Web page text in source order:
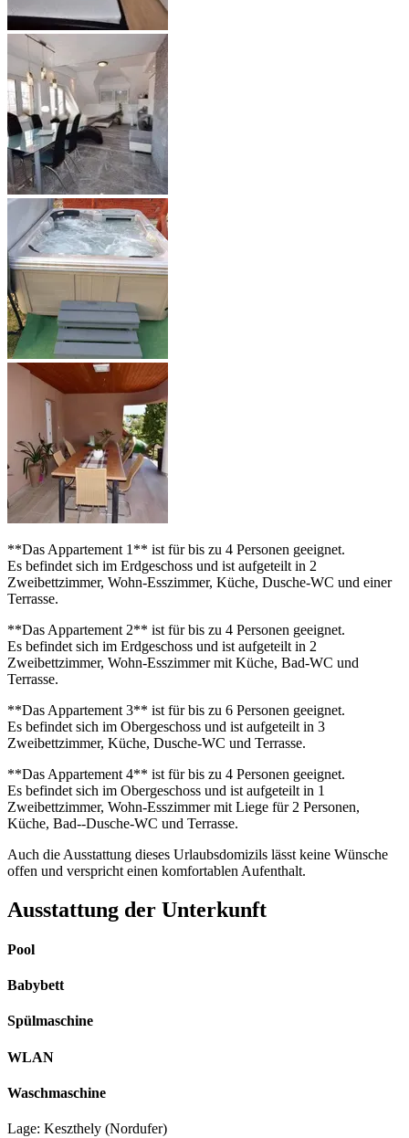
**Das Appartement 1** ist für bis zu 4 Personen geeignet.
Es befindet sich im Erdgeschoss und ist aufgeteilt in 2
Zweibettzimmer, Wohn-Esszimmer, Küche, Dusche-WC und einer
Terrasse.
**Das Appartement 2** ist für bis zu 4 Personen geeignet.
Es befindet sich im Erdgeschoss und ist aufgeteilt in 2
Zweibettzimmer, Wohn-Esszimmer mit Küche, Bad-WC und
Terrasse.
**Das Appartement 3** ist für bis zu 6 Personen geeignet.
Es befindet sich im Obergeschoss und ist aufgeteilt in 3
Zweibettzimmer, Küche, Dusche-WC und Terrasse.
**Das Appartement 4** ist für bis zu 4 Personen geeignet.
Es befindet sich im Obergeschoss und ist aufgeteilt in 1
Zweibettzimmer, Wohn-Esszimmer mit Liege für 2 Personen,
Küche, Bad--Dusche-WC und Terrasse.
Auch die Ausstattung dieses Urlaubsdomizils lässt keine Wünsche
offen und verspricht einen komfortablen Aufenthalt.
Ausstattung der Unterkunft
Pool
Babybett
Spülmaschine
WLAN
Waschmaschine
Lage: Keszthely (Nordufer)